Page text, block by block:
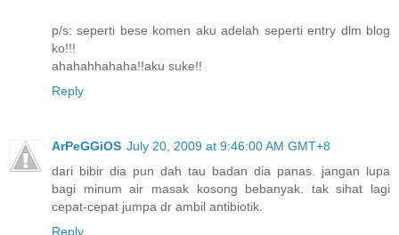
p/s: seperti bese komen aku adelah seperti entry dlm blog
ko!!!
ahahahhahaha!!aku suke!!
Reply
ArPeGGiOS July 20, 2009 at 9:46:00 AM GMT+8
dari bibir dia pun dah tau badan dia panas. jangan lupa
bagi minum air masak kosong bebanyak. tak sihat lagi
cepat-cepat jumpa dr ambil antibiotik.
Reply